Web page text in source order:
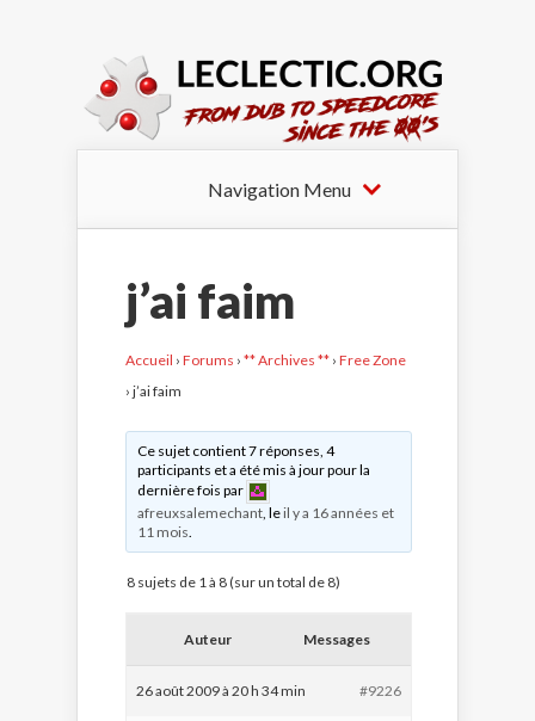
Navigation Menu
j’ai faim
Accueil › Forums › ** Archives ** › Free Zone
› j’ai faim
Ce sujet contient 7 réponses, 4
participants et a été mis à jour pour la
dernière fois par
afreuxsalemechant , leil y a 16 années et
11 mois
8 sujets de 1 à 8 (sur un total de 8)
Auteur Messages
26 août 2009 à 20 h 34 min #9226